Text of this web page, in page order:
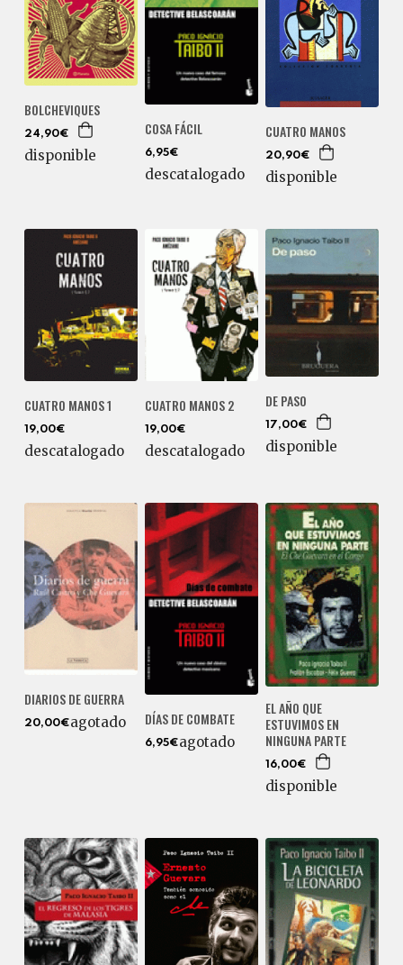
BOLCHEVIQUES
24,90€
disponible
COSA FÁCIL
6,95€
descatalogado
CUATRO MANOS
20,90€
disponible
CUATRO MANOS 1
19,00€
descatalogado
CUATRO MANOS 2
19,00€
descatalogado
DE PASO
17,00€
disponible
DIARIOS DE GUERRA
20,00€agotado DÍAS DE COMBATE
6,95€agotado
EL AÑO QUE
ESTUVIMOS EN
NINGUNA PARTE
16,00€
disponible